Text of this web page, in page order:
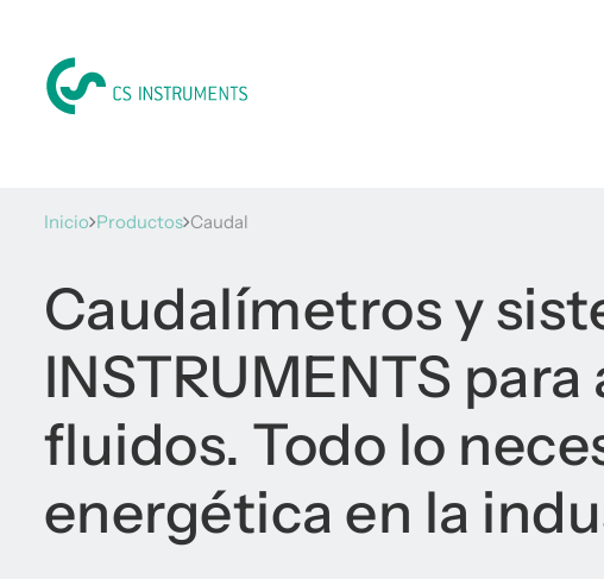
Inicio Productos Caudal
Caudalímetros y
INSTRUMENTS
fluidos. Todo lo
energética en la